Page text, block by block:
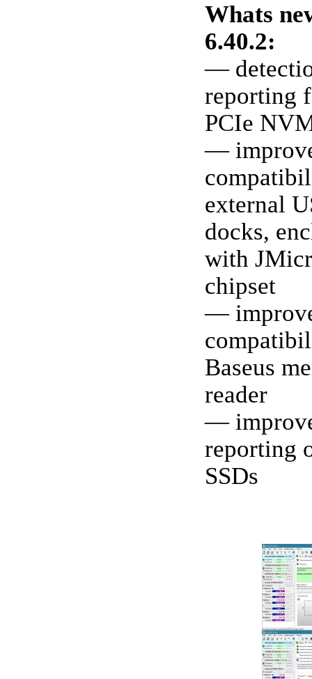
Whats
6.40.2:
—
reporting
PCIe
—
external
docks,
with
chipset
—
Baseus
reader
—
reporting
SSDs